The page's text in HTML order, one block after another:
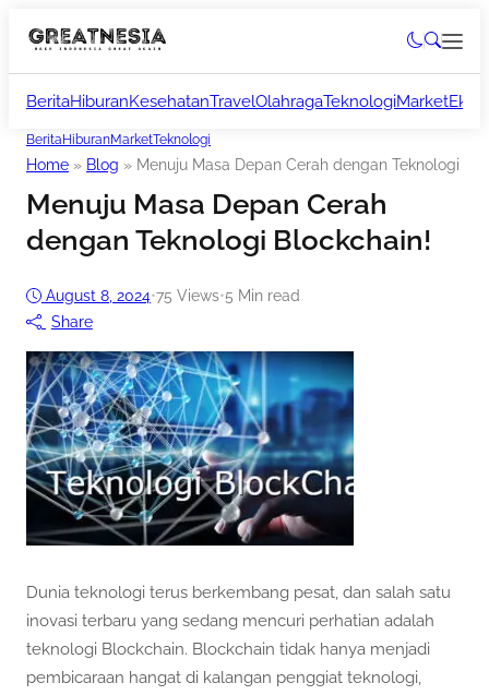
BeritaHiburanKesehatanTravelOlahragaTeknologiMarket
Berita HiburanMarketTeknologi
Home » Blog » Menuju Masa Depan Cerah dengan Teknologi
Menuju Masa Depan Cerah
dengan Teknologi Blockchain!
August 8, 2024•75 Views•5 Min read
Share
Dunia teknologi terus berkembang pesat, dan salah satu
inovasi terbaru yang sedang mencuri perhatian adalah
teknologi Blockchain. Blockchain tidak hanya menjadi
pembicaraan hangat di kalangan penggiat teknologi,